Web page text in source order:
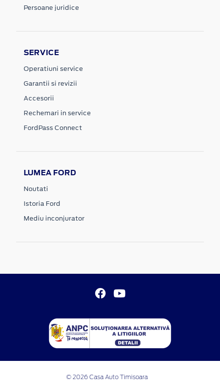
Persoane juridice
SERVICE
Operatiuni service
Garantii si revizii
Accesorii
Rechemari in service
FordPass Connect
LUMEA FORD
Noutati
Istoria Ford
Mediu inconjurator
© 2026 Casa Auto Timisoara